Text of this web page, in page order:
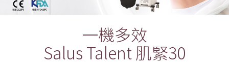
一機多效
Salus Talent 肌緊30